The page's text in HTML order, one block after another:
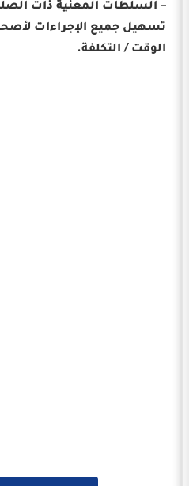
– السلطات المعنية ذات
تسهيل جميع الإجراءات
الوقت / التكلفة.